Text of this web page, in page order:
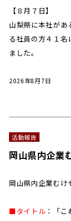
【８月７日】
山梨県に本社があ
る社員の方４１名
ました。
2026年8月7日
活動報告
岡山県内企業
岡山県内企業むけ
■タイトル ：「